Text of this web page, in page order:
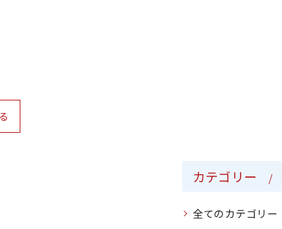
カテゴリー
全てのカテゴリー